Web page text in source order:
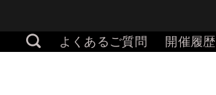
よくあるご質問 開催履歴